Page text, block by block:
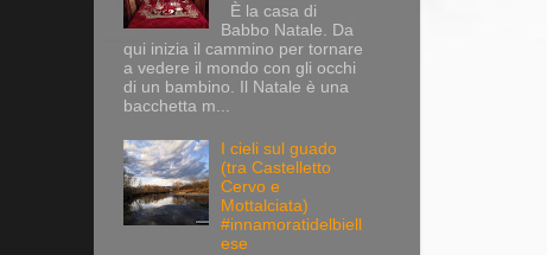
È la casa di
Babbo Natale. Da
qui inizia il cammino per tornare
a vedere il mondo con gli occhi
di un bambino. Il Natale è una
bacchetta m...
I cieli sul guado
(tra Castelletto
Cervo e
Mottalciata)
#innamoratidelbiell
ese